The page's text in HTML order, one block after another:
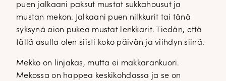
puen jalkaani paksut mustat sukkahousut ja
mustan mekon. Jalkaani puen nilkkurit tai tänä
syksynä aion pukea mustat lenkkarit. Tiedän, että
tällä asulla olen siisti koko päivän ja viihdyn siinä.
Mekko on linjakas, mutta ei makkarankuori.
Mekossa on happea keskikohdassa ja se on